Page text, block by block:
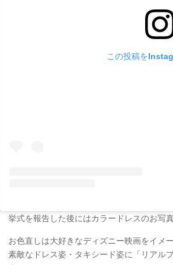
この投稿を
挙式を報告した後にはカラードレスのお写
お色直しは大好きなディズニー映画をイメ
素敵なドレス姿・タキシード姿に「リアル